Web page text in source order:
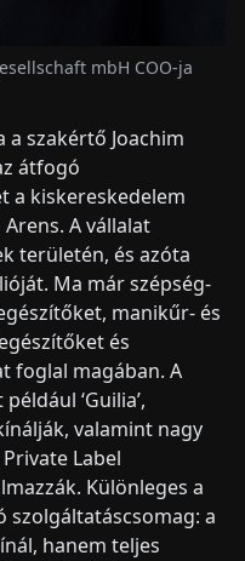
a szakértő Joachim
átfogó
a kiskereskedelem
A vállalat
területén, és azóta
Ma már szépség-
manikűr- és
és
foglal magában. A
‘Guilia’,
valamint nagy
Label
Különleges a
a
hanem teljes
mbH COO-ja